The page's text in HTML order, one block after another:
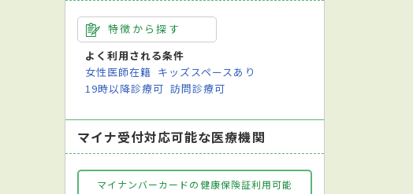
特徴から探す
よく利用される条件
女性医師在籍 キッズスペースあり
19時以降診療可 訪問診療可
マイナ受付対応可能な医療機関
マイナンバーカードの健康保険証利用可能